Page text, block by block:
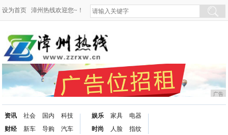
设为首页 漳州热线欢迎您~！
广告
资讯
财经
社会
新车
国内
导购
科技
汽车
娱乐
时尚
家具
人脸
电器
指纹